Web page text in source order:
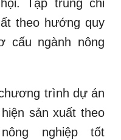
Tập trung chỉ
theo hướng quy
cấu ngành nông
trình dự án
sản xuất theo
nghiệp tốt